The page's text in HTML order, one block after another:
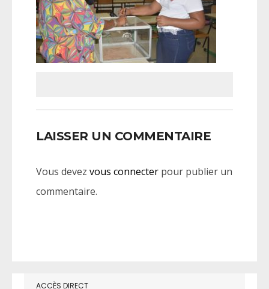
LAISSER UN COMMENTAIRE
Vous devez vous connecter pour publier un
commentaire.
ACCÈS DIRECT